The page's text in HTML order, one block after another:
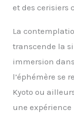
et des cerisiers
La
transcende la
immersion
l’éphémère se
Kyoto ou
une